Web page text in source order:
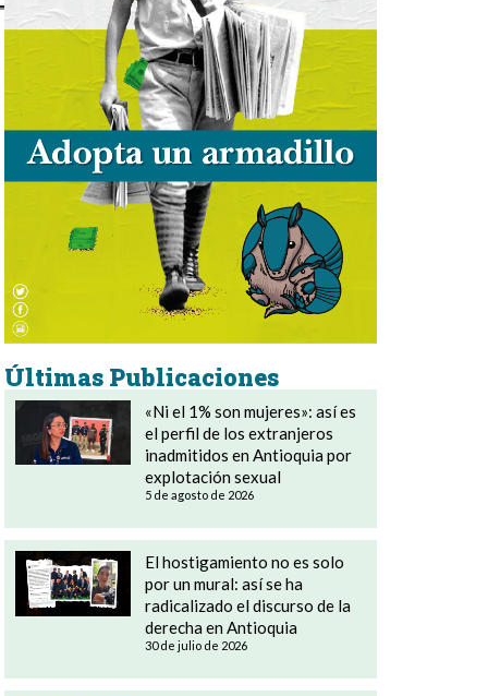
Últimas Publicaciones
«Ni el 1% son mujeres»: así es
el perfil de los extranjeros
inadmitidos en Antioquia por
explotación sexual
5 de agosto de 2026
El hostigamiento no es solo
por un mural: así se ha
radicalizado el discurso de la
derecha en Antioquia
30 de julio de 2026